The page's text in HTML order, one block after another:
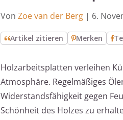
Von Zoe van der Berg | 6.
Artikel zitieren Merken
Holzarbeitsplatten verleihen
Atmosphäre. Regelmäßiges
Widerstandsfähigkeit gegen
Schönheit des Holzes zu